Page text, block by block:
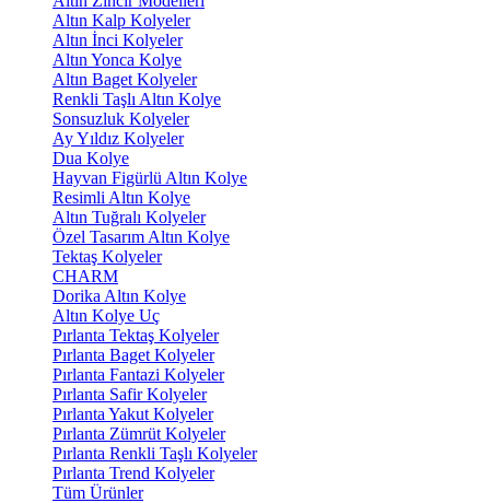
Altın Kalp Kolyeler
Altın İnci Kolyeler
Altın Yonca Kolye
Altın Baget Kolyeler
Renkli Taşlı Altın Kolye
Sonsuzluk Kolyeler
Ay Yıldız Kolyeler
Dua Kolye
Hayvan Figürlü Altın Kolye
Resimli Altın Kolye
Altın Tuğralı Kolyeler
Özel Tasarım Altın Kolye
Tektaş Kolyeler
CHARM
Dorika Altın Kolye
Altın Kolye Uç
Pırlanta Tektaş Kolyeler
Pırlanta Baget Kolyeler
Pırlanta Fantazi Kolyeler
Pırlanta Safir Kolyeler
Pırlanta Yakut Kolyeler
Pırlanta Zümrüt Kolyeler
Pırlanta Renkli Taşlı Kolyeler
Pırlanta Trend Kolyeler
Tüm Ürünler